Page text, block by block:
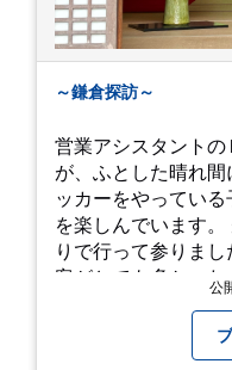
～鎌倉探訪～
営業アシスタント
が、ふとした晴れ
ッカーをやってい
を楽しんでいます。 先日、小４三男と鎌倉に日帰
りで行って参りま
客がとても多かっ
器を購入⇒お昼ご
へ。 江ノ島は時間切れで断
公